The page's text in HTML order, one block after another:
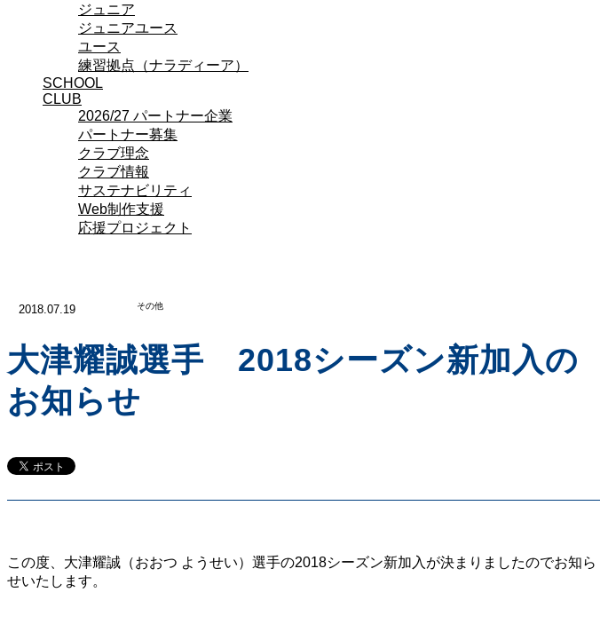
ジュニア
ジュニアユース
ユース
練習拠点（ナラディーア）
SCHOOL
CLUB
2026/27 パートナー企業
パートナー募集
クラブ理念
クラブ情報
サステナビリティ
Web制作支援
応援プロジェクト
2018.07.19 その他
大津耀誠選手 2018シーズン新加入の
お知らせ
この度、大津耀誠（おおつ ようせい）選手の2018シーズン新加入が決まりましたのでお知ら
せいたします。